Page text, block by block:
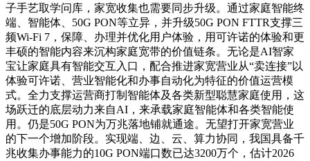
子手艺取学问库，家宽收集也需要同步升级。通过家庭智能终
端、智能体、50G PON等立异，并升级50G PON FTTR支撑三
频Wi-Fi 7，保障、办理并优化用户体验，用可许诺的体验和更
丰硕的智能内容来沉构家庭宽带的价值链条。无论是AI智家
宝让家庭具有智能交互入口，配合推进家宽营业从“卖连接”以
体验可许诺、营业智能化和办事自动化为特征的价值运营模
式。全力支撑运营商打制智能体及各类新型聪慧家庭使用，这
场跃迁的底层动力来自AI，来承载家庭智能体和各类智能使
用。仍是50G PON为万兆落地铺就通途。无望打开家宽营业
的下一个增加阶段。实现端、边、云、算力协同，我国具备千
兆收集办事能力的10G PON端口数已达3200万个，估计2026